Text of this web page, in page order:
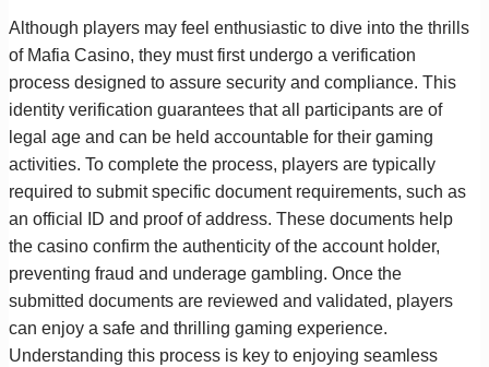
Although players may feel enthusiastic to dive into the thrills
of Mafia Casino, they must first undergo a verification
process designed to assure security and compliance. This
identity verification guarantees that all participants are of
legal age and can be held accountable for their gaming
activities. To complete the process, players are typically
required to submit specific document requirements, such as
an official ID and proof of address. These documents help
the casino confirm the authenticity of the account holder,
preventing fraud and underage gambling. Once the
submitted documents are reviewed and validated, players
can enjoy a safe and thrilling gaming experience.
Understanding this process is key to enjoying seamless